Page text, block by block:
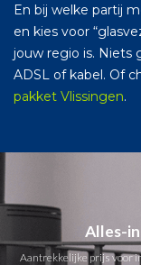
En bij welke partij
en kies voor
jouw regio is. Niets
ADSL of kabel. Of
pakket Vlissingen.
Alles-
Aantrekkelijke prijs voor